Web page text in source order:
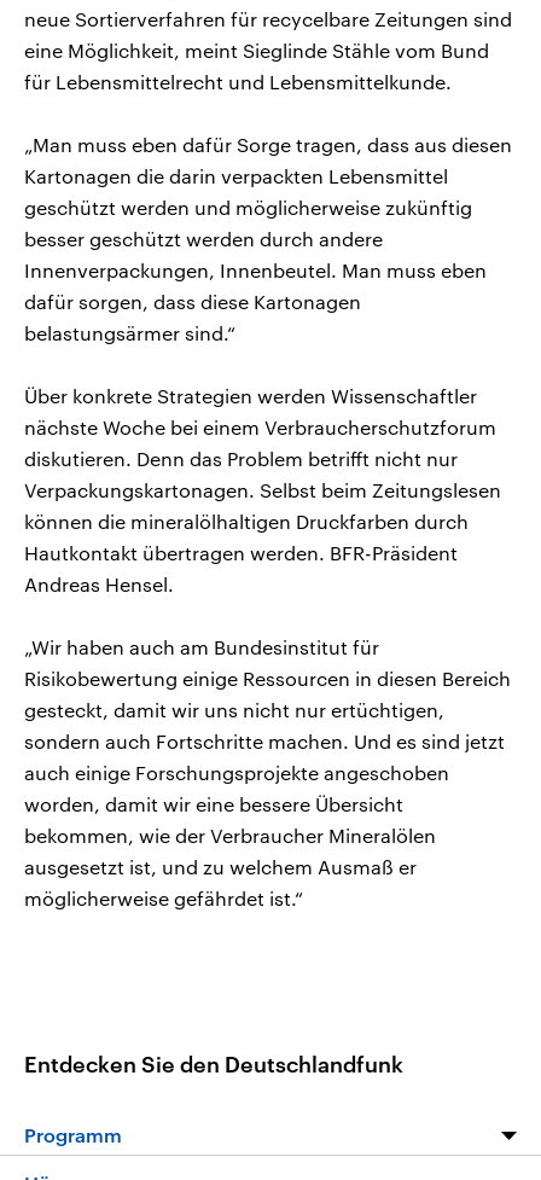
neue Sortierverfahren für recycelbare Zeitungen sind
eine Möglichkeit, meint Sieglinde Stähle vom Bund
für Lebensmittelrecht und Lebensmittelkunde.
„Man muss eben dafür Sorge tragen, dass aus diesen
Kartonagen die darin verpackten Lebensmittel
geschützt werden und möglicherweise zukünftig
besser geschützt werden durch andere
Innenverpackungen, Innenbeutel. Man muss eben
dafür sorgen, dass diese Kartonagen
belastungsärmer sind.“
Über konkrete Strategien werden Wissenschaftler
nächste Woche bei einem Verbraucherschutzforum
diskutieren. Denn das Problem betrifft nicht nur
Verpackungskartonagen. Selbst beim Zeitungslesen
können die mineralölhaltigen Druckfarben durch
Hautkontakt übertragen werden. BFR-Präsident
Andreas Hensel.
„Wir haben auch am Bundesinstitut für
Risikobewertung einige Ressourcen in diesen Bereich
gesteckt, damit wir uns nicht nur ertüchtigen,
sondern auch Fortschritte machen. Und es sind jetzt
auch einige Forschungsprojekte angeschoben
worden, damit wir eine bessere Übersicht
bekommen, wie der Verbraucher Mineralölen
ausgesetzt ist, und zu welchem Ausmaß er
möglicherweise gefährdet ist.“
Entdecken Sie den Deutschlandfunk
Programm